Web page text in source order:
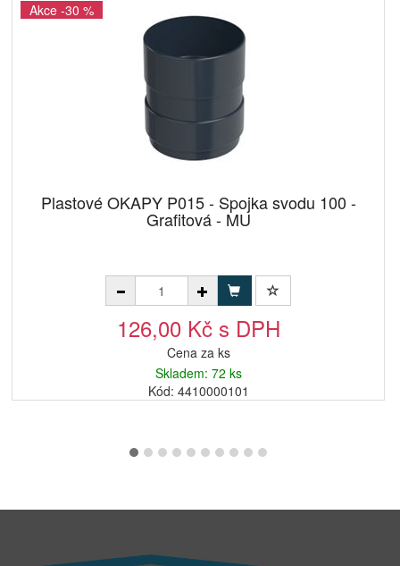
Akce -30 %
Plastové OKAPY P015 - Spojka svodu 100 -
Grafitová - MU
126,00 Kč s DPH
Cena za ks
Skladem: 72 ks
Kód: 4410000101